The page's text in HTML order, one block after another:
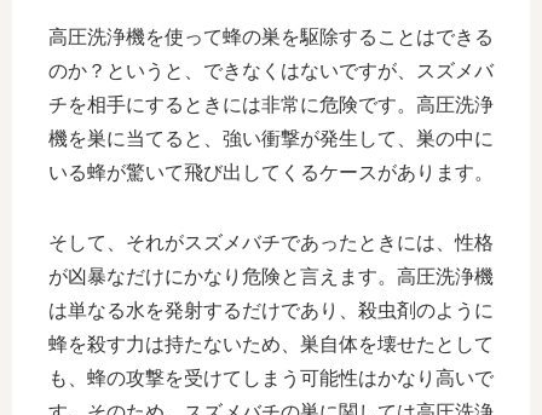
高圧洗浄機を使って蜂の巣を駆除することはできる
のか？というと、できなくはないですが、スズメバ
チを相手にするときには非常に危険です。高圧洗浄
機を巣に当てると、強い衝撃が発生して、巣の中に
いる蜂が驚いて飛び出してくるケースがあります。
そして、それがスズメバチであったときには、性格
が凶暴なだけにかなり危険と言えます。高圧洗浄機
は単なる水を発射するだけであり、殺虫剤のように
蜂を殺す力は持たないため、巣自体を壊せたとして
も、蜂の攻撃を受けてしまう可能性はかなり高いで